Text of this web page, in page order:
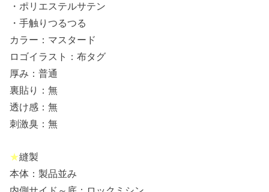
・ポリエステルサテン
・手触りつるつる
カラー：マスタード
ロゴイラスト：布タグ
厚み：普通
裏貼り：無
透け感：無
刺激臭：無
★縫製
本体：製品並み